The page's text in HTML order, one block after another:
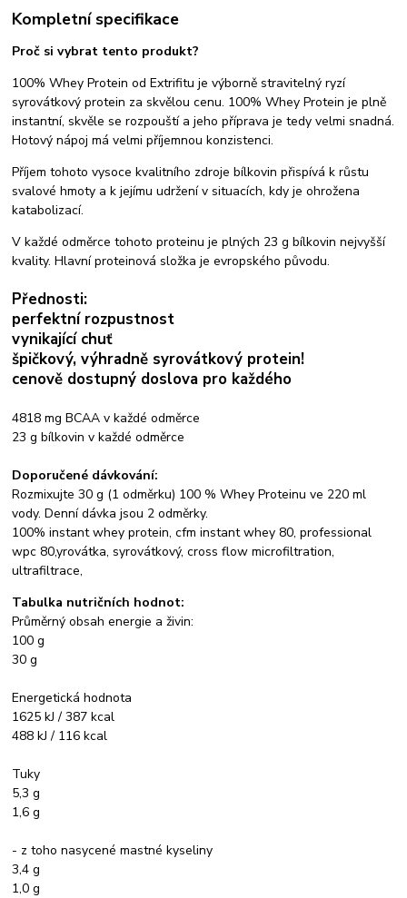
Kompletní specifikace
Proč si vybrat tento produkt?
100% Whey Protein od Extrifitu je výborně stravitelný ryzí
syrovátkový protein za skvělou cenu. 100% Whey Protein je plně
instantní, skvěle se rozpouští a jeho příprava je tedy velmi snadná.
Hotový nápoj má velmi příjemnou konzistenci.
Příjem tohoto vysoce kvalitního zdroje bílkovin přispívá k růstu
svalové hmoty a k jejímu udržení v situacích, kdy je ohrožena
katabolizací.
V každé odměrce tohoto proteinu je plných 23 g bílkovin nejvyšší
kvality. Hlavní proteinová složka je evropského původu.
Přednosti:
perfektní rozpustnost
vynikající chuť
špičkový, výhradně syrovátkový protein!
cenově dostupný doslova pro každého
4818 mg BCAA v každé odměrce
23 g bílkovin v každé odměrce
Doporučené dávkování:
Rozmixujte 30 g (1 odměrku) 100 % Whey Proteinu ve 220 ml
vody. Denní dávka jsou 2 odměrky.
100% instant whey protein, cfm instant whey 80, professional
wpc 80,yrovátka, syrovátkový, cross flow microfiltration,
ultrafiltrace,
Tabulka nutričních hodnot:
Průměrný obsah energie a živin:
100 g
30 g
Energetická hodnota
1625 kJ / 387 kcal
488 kJ / 116 kcal
Tuky
5,3 g
1,6 g
- z toho nasycené mastné kyseliny
3,4 g
1,0 g